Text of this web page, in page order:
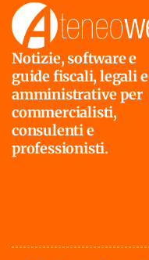
Notizie, software e
guide fiscali, legali e
amministrative per
commercialisti,
consulenti e
professionisti.